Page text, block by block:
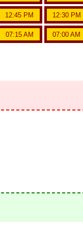
12:45 PM 12:30 PM
07:15 AM 07:00 AM